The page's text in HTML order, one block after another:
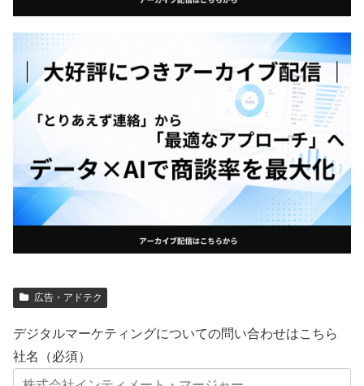
広告・アドテク
デジタルマーケティングについての問い合わせはこちら
社名（必須）